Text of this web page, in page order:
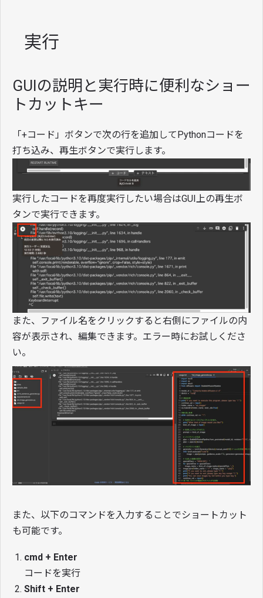
実行
GUIの説明と実行時に便利なショー
トカットキー
「+コード」ボタンで次の行を追加してPythonコードを
打ち込み、再生ボタンで実行します。
実行したコードを再度実行したい場合はGUI上の再生ボ
タンで実行できます。
また、ファイル名をクリックすると右側にファイルの内
容が表示され、編集できます。エラー時にお試しくださ
い。
また、以下のコマンドを入力することでショートカット
も可能です。
cmd + Enter
コードを実行
Shift + Enter